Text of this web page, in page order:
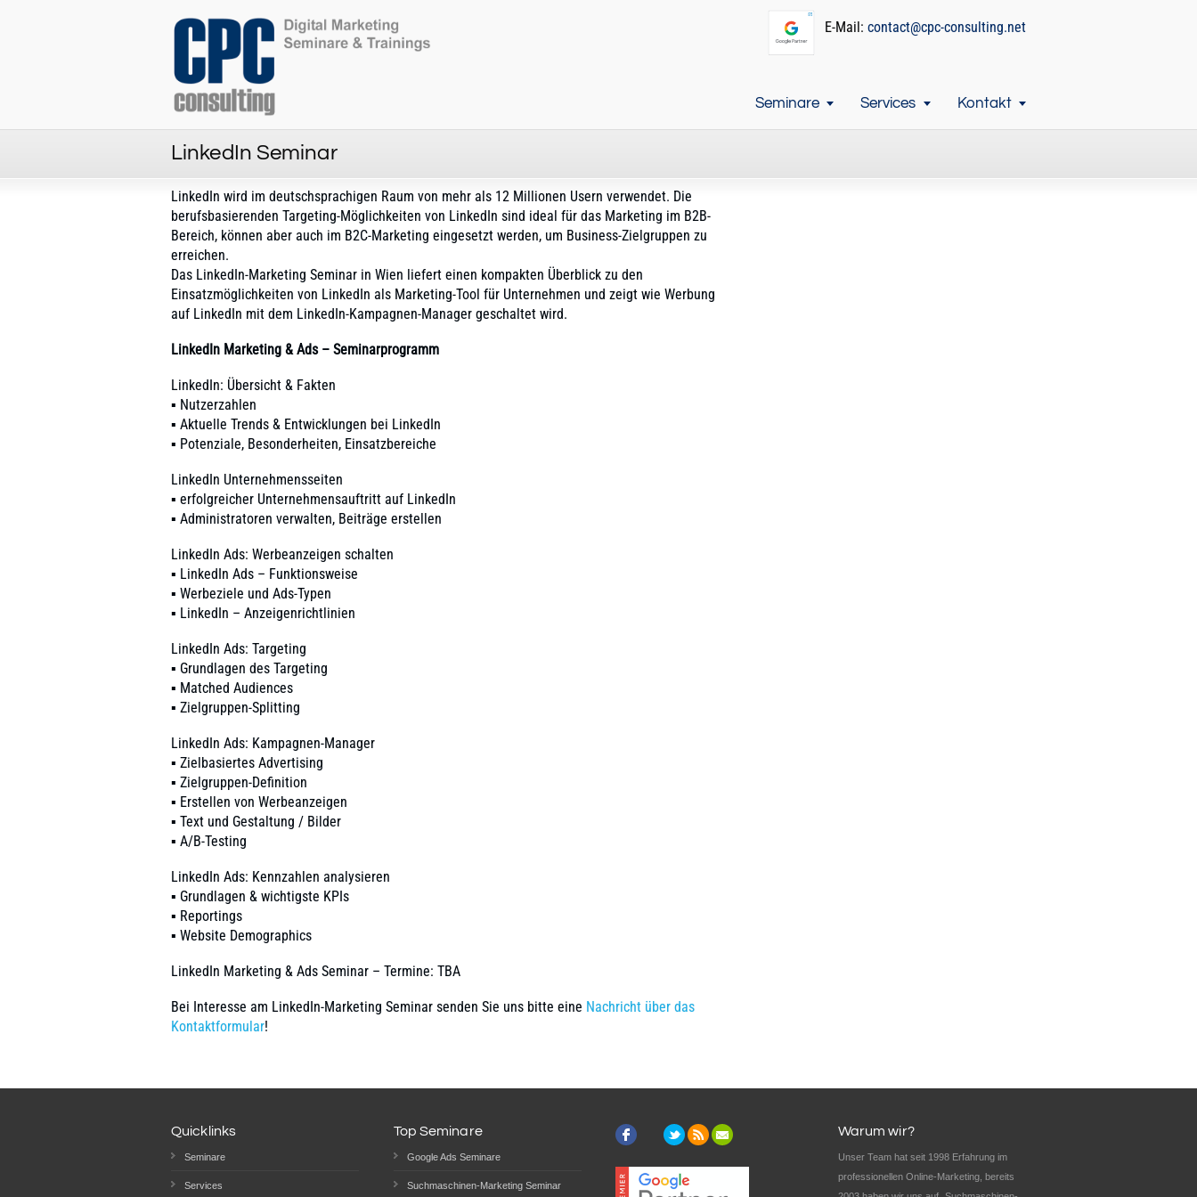
E-Mail: contact@cpc-consulting.net
Seminare Services Kontakt
LinkedIn Seminar
LinkedIn wird im deutschsprachigen Raum von mehr als 12 Millionen Usern verwendet. Die
berufsbasierenden Targeting-Möglichkeiten von LinkedIn sind ideal für das Marketing im B2B-
Bereich, können aber auch im B2C-Marketing eingesetzt werden, um Business-Zielgruppen zu
erreichen.
Das LinkedIn-Marketing Seminar in Wien liefert einen kompakten Überblick zu den
Einsatzmöglichkeiten von LinkedIn als Marketing-Tool für Unternehmen und zeigt wie Werbung
auf LinkedIn mit dem LinkedIn-Kampagnen-Manager geschaltet wird.
LinkedIn Marketing & Ads – Seminarprogramm
LinkedIn: Übersicht & Fakten
▪ Nutzerzahlen
▪ Aktuelle Trends & Entwicklungen bei LinkedIn
▪ Potenziale, Besonderheiten, Einsatzbereiche
LinkedIn Unternehmensseiten
▪ erfolgreicher Unternehmensauftritt auf LinkedIn
▪ Administratoren verwalten, Beiträge erstellen
LinkedIn Ads: Werbeanzeigen schalten
▪ LinkedIn Ads – Funktionsweise
▪ Werbeziele und Ads-Typen
▪ LinkedIn – Anzeigenrichtlinien
LinkedIn Ads: Targeting
▪ Grundlagen des Targeting
▪ Matched Audiences
▪ Zielgruppen-Splitting
LinkedIn Ads: Kampagnen-Manager
▪ Zielbasiertes Advertising
▪ Zielgruppen-Definition
▪ Erstellen von Werbeanzeigen
▪ Text und Gestaltung / Bilder
▪ A/B-Testing
LinkedIn Ads: Kennzahlen analysieren
▪ Grundlagen & wichtigste KPIs
▪ Reportings
▪ Website Demographics
LinkedIn Marketing & Ads Seminar – Termine: TBA
Bei Interesse am LinkedIn-Marketing Seminar senden Sie uns bitte eine Nachricht über das
Kontaktformular!
Quicklinks
Seminare
Services
Top Seminare
Google Ads Seminare
Suchmaschinen-Marketing Seminar
Warum wir?
Unser Team hat seit 1998 Erfahrung im
professionellen Online-Marketing, bereits